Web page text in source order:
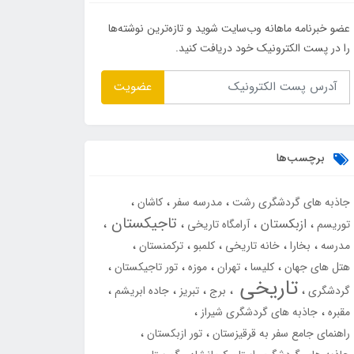
عضو خبرنامه ماهانه وب‌سایت شوید و تازه‌ترین نوشته‌ها
را در پست الکترونیک خود دریافت کنید.
عضویت
برچسب‌ها
جاذبه های گردشگری رشت مدرسه سفر کاشان
توریسم ازبکستان آرامگاه تاریخی تاجیکستان
مدرسه بخارا خانه تاریخی کلمبو ترکمنستان
هتل های جهان کلیسا تهران موزه تور تاجیکستان
گردشگری تاریخی برج تبریز جاده ابریشم
مقبره جاذبه های گردشگری شیراز
راهنمای جامع سفر به قرقیزستان تور ازبکستان